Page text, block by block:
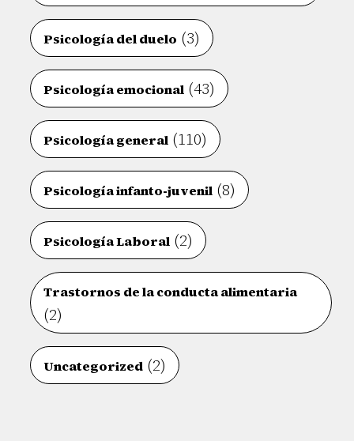
Psicología del duelo (3)
Psicología emocional (43)
Psicología general (110)
Psicología infanto-juvenil (8)
Psicología Laboral (2)
Trastornos de la conducta alimentaria
(2)
Uncategorized (2)